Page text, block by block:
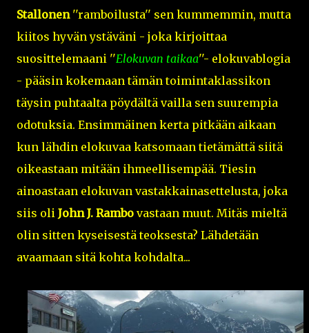
Stallonen''ramboilusta'' sen kummemmin, mutta
kiitos hyvän ystäväni - joka kirjoittaa
suosittelemaani ''Elokuvan taikaa''- elokuvablogia
- pääsin kokemaan tämän toimintaklassikon
täysin puhtaalta pöydältä vailla sen suurempia
odotuksia. Ensimmäinen kerta pitkään aikaan
kun lähdin elokuvaa katsomaan tietämättä siitä
oikeastaan mitään ihmeellisempää. Tiesin
ainoastaan elokuvan vastakkainasettelusta, joka
siis oli John J. Rambo vastaan muut. Mitäs mieltä
olin sitten kyseisestä teoksesta? Lähdetään
avaamaan sitä kohta kohdalta...